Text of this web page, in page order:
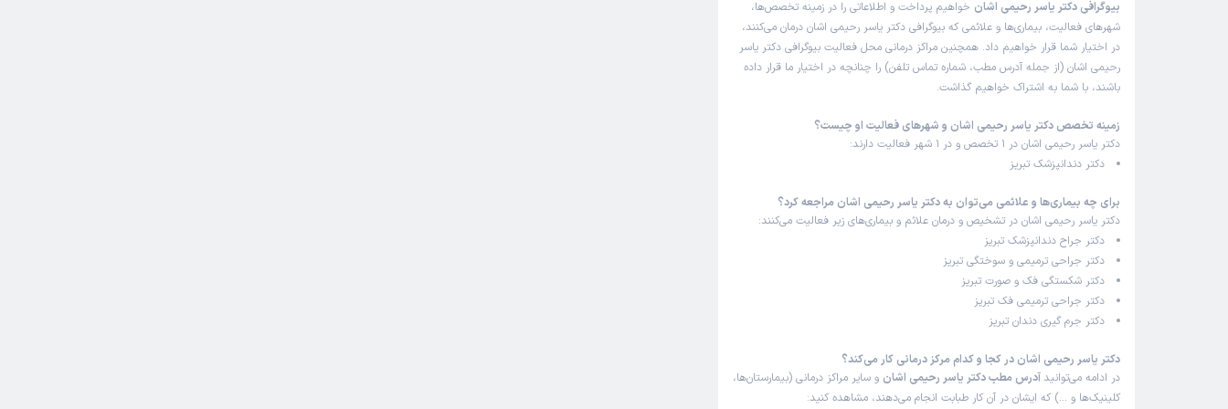
بیوگرافی دکتر یاسر رحیمی اشان خواهیم پرداخت و اطلاعاتی را در زمینه تخصص‌ها،
شهرهای فعالیت، بیماری‌ها و علائمی که بیوگرافی دکتر یاسر رحیمی اشان درمان می‌کنند،
در اختیار شما قرار خواهیم داد. همچنین مراکز درمانی محل فعالیت بیوگرافی دکتر یاسر
رحیمی اشان (از جمله آدرس مطب، شماره تماس تلفن) را چنانچه در اختیار ما قرار داده
باشند، با شما به اشتراک خواهیم گذاشت.
زمینه تخصص دکتر یاسر رحیمی اشان و شهرهای فعالیت او چیست؟
دکتر یاسر رحیمی اشان در 1 تخصص و در 1 شهر فعالیت دارند:
دکتر دندانپزشک تبریز
برای چه بیماری‌ها و علائمی می‌توان به دکتر یاسر رحیمی اشان مراجعه کرد؟
دکتر یاسر رحیمی اشان در تشخیص و درمان علائم و بیماری‌های زیر فعالیت می‌کنند:
دکتر جراح دندانپزشک تبریز
دکتر جراحی ترمیمی و سوختگی تبریز
دکتر شکستگی فک و صورت تبریز
دکتر جراحی ترمیمی فک تبریز
دکتر جرم گیری دندان تبریز
دکتر یاسر رحیمی اشان در کجا و کدام مرکز درمانی کار می‌کند؟
در ادامه می‌توانید آدرس مطب دکتر یاسر رحیمی اشان و سایر مراکز درمانی (بیمارستان‌ها،
کلینیک‌ها و …) که ایشان در آن کار طبابت انجام می‌دهند، مشاهده کنید: